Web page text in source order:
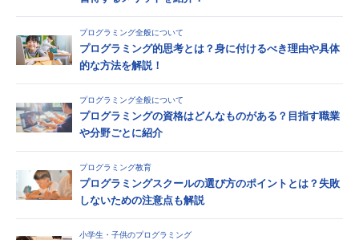
プログラミング全般について
プログラミング的思考とは？身に付けるべき理由や具体
的な方法を解説！
プログラミング全般について
プログラミングの資格はどんなものがある？目指す職業
や分野ごとに紹介
プログラミング教育
プログラミングスクールの選び方のポイントとは？失敗
しないための注意点も解説
小学生・子供のプログラミング